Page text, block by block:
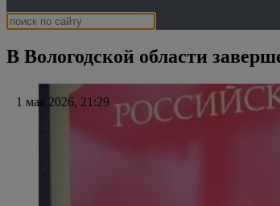
В Вологодской области
1 мая 2026, 21:29